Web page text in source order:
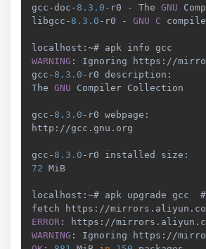
gcc -doc - 8.3 .0 - r0 - The GNU
libgcc - 8.3 .0 - r0 - GNU C
localhost : ~
WARNING : Ignoring https : //
gcc - 8.3 .0 - r0 description :
The GNU Compiler Collection
gcc - 8.3 .0 - r0 webpage :
http : //gcc . gnu . org
gcc - 8.3 .0 - r0 installed size :
72 MiB
localhost : ~# apk upgrade gcc  #
fetch https : //mirrors . aliyun .
ERROR : https : //mirrors . aliyun .
WARNING : Ignoring https : //